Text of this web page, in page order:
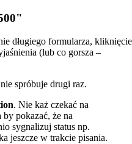
długiego formularza, kliknięcie
(lub co gorsza –
spróbuje drugi raz.
. Nie każ czekać na
by pokazać, że na
sygnalizuj status np.
jeszcze w trakcie pisania.